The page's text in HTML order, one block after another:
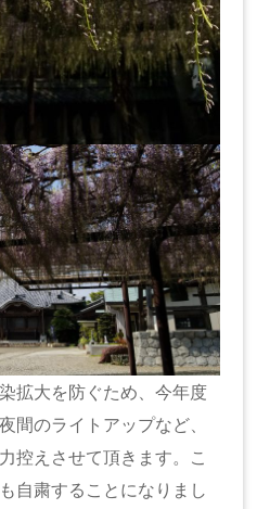
拡大を防ぐため、今年度
間のライトアップなど、
控えさせて頂きます。こ
自粛することになりまし